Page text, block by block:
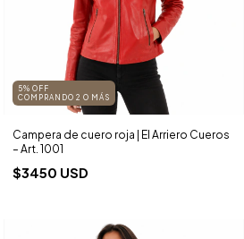
5% OFF
COMPRANDO 2 O MÁS
Campera de cuero roja | El Arriero Cueros
– Art. 1001
$3450 USD